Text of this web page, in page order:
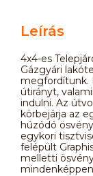
Leírás
4x4-es
Gázgyári
megfordítunk.
útirányt,
indulni. Az
körbejárja az
húzódó
egykori
felépült
melletti